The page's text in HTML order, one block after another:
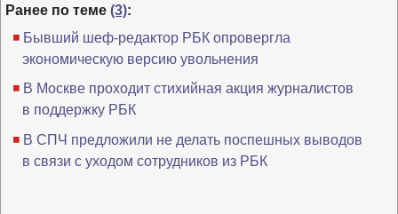
Ранее по теме (3):
Бывший шеф-редактор РБК опровергла
экономическую версию увольнения
В Москве проходит стихийная акция журналистов
в поддержку РБК
В СПЧ предложили не делать поспешных выводов
в связи с уходом сотрудников из РБК